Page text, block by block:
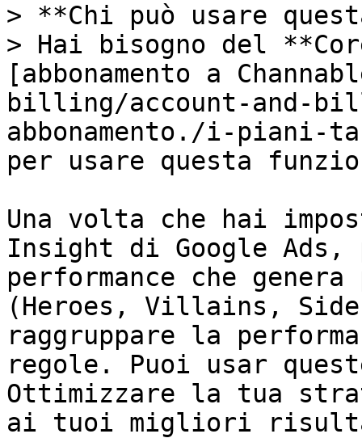
> **Chi può usare
> Hai bisogno del
[abbonamento a
billing/account-and-
abbonamento./i-piani-
per usare questa
Una volta che hai
Insight di Google
performance che
(Heroes, Villains,
raggruppare la
regole. Puoi usar
Ottimizzare la tua
ai tuoi migliori